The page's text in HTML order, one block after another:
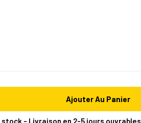
Ajouter Au Panier